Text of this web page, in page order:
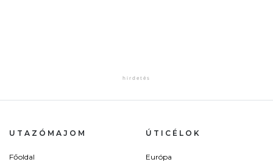
UTAZÓMAJOM
Főoldal
ÚTICÉLOK
Európa